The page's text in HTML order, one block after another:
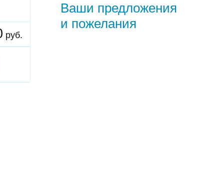
руб.
Ваши предложения
и пожелания